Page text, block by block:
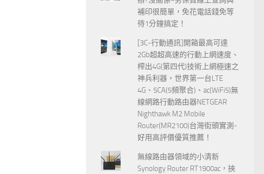
補印很簡單，免花電話錢免等
待1分鐘搞定！
[3C-行動通訊]開箱最高可達
2Gb超超高速的行動上網速度、
榨出4G(第四代)技術上網極速之
神兵利器，世界第一台LTE
4G、5CA(5頻聚合)、ac(WiFi5)無
線網路行動路由器NETGEAR
Nighthawk M2 Mobile
Router(MR2100)台灣街頭實測-
好用高評價優質推薦！
無線路由器領域的小清新
Synology Router RT1900ac，挾